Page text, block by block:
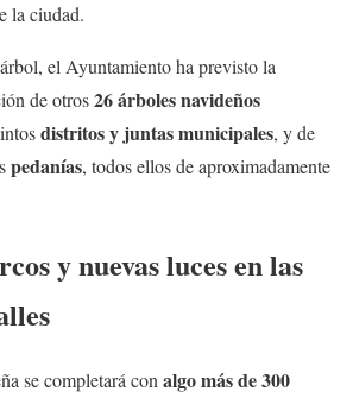
la ciudad.
el Ayuntamiento ha previsto la
de otros26 árboles navideños
distritos y juntas municipales, y de
pedanías, todos ellos de aproximadamente
y nuevas luces en las
se completará conalgo más de 300